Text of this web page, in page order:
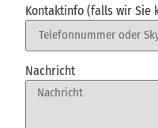
Kontaktinfo (falls wir Sie
Nachricht